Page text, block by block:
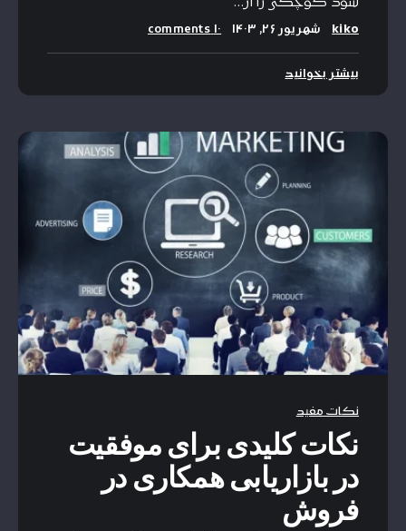
kiko شهریور ۲۶, ۱۴۰۳ ۱۰ comments
بیشتر بخوانید
نکات مفید
نکات کلیدی برای موفقیت
در بازاریابی همکاری در
فروش